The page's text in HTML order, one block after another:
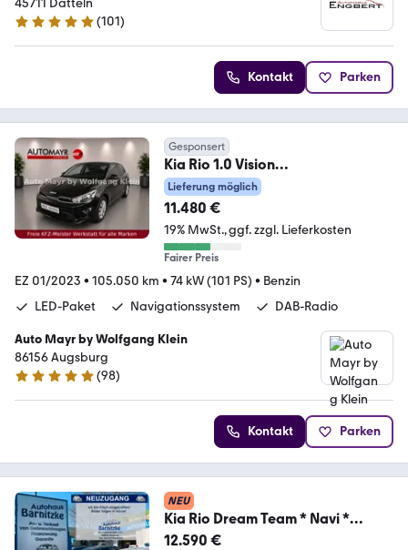
45711 Datteln
4.9 Sterne
(101)
Kontakt Parken
Gesponsert
Kia Rio 1.0 Vision
*Navi*DAB*LED*Lenkradheizung*
Lieferung möglich
11.480 €
19% MwSt. ggf. zzgl. Lieferkosten
Fairer Preis
EZ 01/2023 • 105.050 km • 74 kW (101 PS) • Benzin
LED-Paket
Navigationssystem DAB-Radio
Auto Mayr by Wolfgang Klein
86156 Augsburg
4.9 Sterne
(98)
Kontakt Parken
NEU
Kia Rio Dream Team * Navi *
Kamera * DAB * Klimaauto
12.590 €